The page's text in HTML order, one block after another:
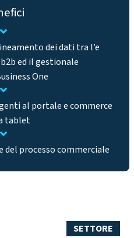
dei dati tra l’e
ed il gestionale
One
al portale e commerce
tablet
processo commerciale
SETTORE